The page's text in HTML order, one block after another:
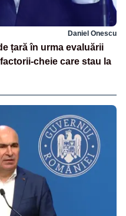
Daniel Onescu
țară în urma evaluării
cheie care stau la